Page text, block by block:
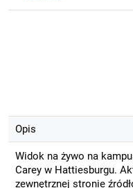
Opis
Widok na żywo na
Carey w Hattiesburgu.
zewnętrznej stronie